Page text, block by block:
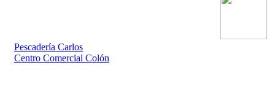
Pescadería Carlos
Centro Comercial Colón